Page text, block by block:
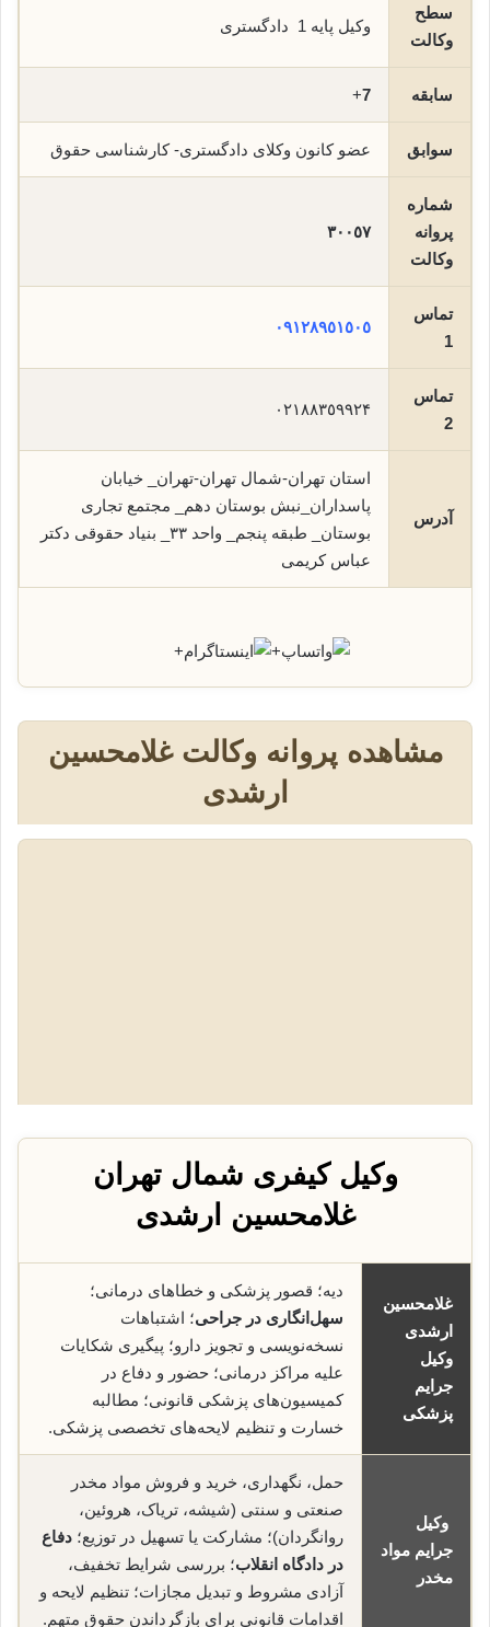
سطح
وکالت
وکیل پایه 1 دادگستری
سابقه 7
+
سوابق عضو کانون وکلای دادگستری- کارشناسی حقوق
شماره
پروانه
وکالت
٣٠٠٥٧
تماس
1
٠٩١٢٨٩٥١٥٠٥
تماس
2
٠٢١٨٨٣٥۹۹۲۴
آدرس
استان تهران-شمال تهران-تهران_ خیابان
پاسداران_نبش بوستان دهم_ مجتمع تجاری
بوستان_ طبقه پنجم_ واحد ۳۳_ بنیاد حقوقی دکتر
عباس کریمی
+
+
مشاهده پروانه وکالت غلامحسین
ارشدی
وکیل کیفری شمال تهران
غلامحسین ارشدی
غلامحسین
ارشدی
وکیل
جرایم
پزشکی
دیه؛ قصور پزشکی و خطاهای درمانی؛
سهل‌انگاری در جراحی؛ اشتباهات
نسخه‌نویسی و تجویز دارو؛ پیگیری شکایات
علیه مراکز درمانی؛ حضور و دفاع در
کمیسیون‌های پزشکی قانونی؛ مطالبه
خسارت و تنظیم لایحه‌های تخصصی پزشکی.
وکیل
جرایم مواد
مخدر
حمل، نگهداری، خرید و فروش مواد مخدر
صنعتی و سنتی (شیشه، تریاک، هروئین،
روانگردان)؛ مشارکت یا تسهیل در توزیع؛ دفاع
در دادگاه انقلاب؛ بررسی شرایط تخفیف،
آزادی مشروط و تبدیل مجازات؛ تنظیم لایحه و
اقدامات قانونی برای بازگرداندن حقوق متهم.